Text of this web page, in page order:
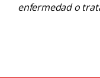
enfermedad o